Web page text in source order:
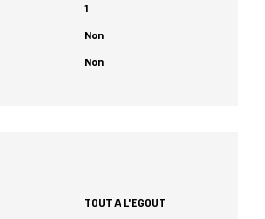
1
Non
Non
TOUT A L'EGOUT